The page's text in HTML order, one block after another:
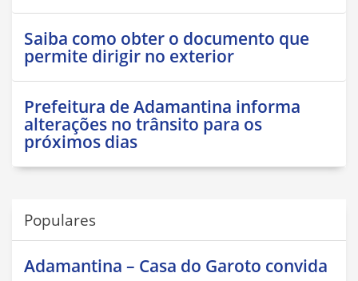
Saiba como obter o documento que
permite dirigir no exterior
Prefeitura de Adamantina informa
alterações no trânsito para os
próximos dias
Populares
Adamantina – Casa do Garoto convida